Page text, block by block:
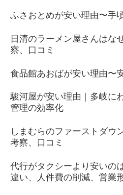
ふさおとめが安い理由〜手
日清のラーメン屋さんはな
察、口コミ
食品館あおばが安い理由〜
駿河屋が安い理由｜多岐に
管理の効率化
しまむらのファーストダウ
考察、口コミ
代行がタクシーより安いの
違い、人件費の削減、営業